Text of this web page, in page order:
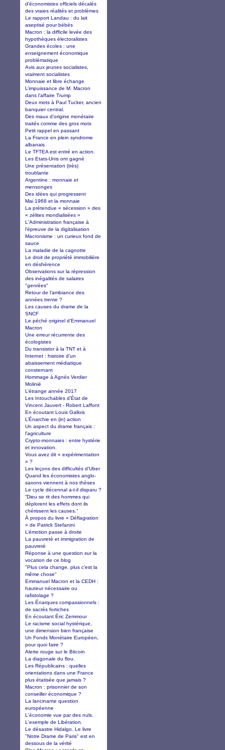
d'économistes officiels décalés
des vraies réalités et problèmes
Le rapport Landau : du lait
aseptisé pour bébés
Macron : la difficile levée des
hypothèques électoralistes
Grandes écoles : une
enseignement économique
problématique
Avis aux jeunes socialistes,
vraiment socialistes
Monnaie et libre échange
L’impuissance de M. Macron
dans l’affaire Trump
Deux mots à Paul Tucker, ancien
banquier central.
Des maux d’origine monétaire
traités comme des gros mots
Petit rappel en passant
La France en plein syndrome
albanais
Le TFTEA est entré en action.
Les Etats-Unis ont gagné
Une présentation (très)
troublante
Argentine : monnaie et
mensonges
Des idées qui progressent
Mai 1968 et la monnaie
La prétendue « sécession » des
« zélites mondialisées »
L'Administration française à
l'épreuve de la digitalisation
Macronisme : un curieux fond de
sauce
La maladie de la cagnotte
Le droit de propriété immobilière
en déshérence
Observations sur la répression
des inégalités de salaires
"genrées"
Retour de l’ambiance des
années trente ?
Les causes du drame de la
SNCF
Le péché originel d’Emmanuel
Macron
Une erreur récurrente des
écologistes
Du transistor à la TNT et à
Internet : histoire d’un
abaissement médiatique
consternant
Hommage à Agnès Verdier
Molinié
L’étrange année 2017
Les Intouchables d’État de
Vincent Jauvert - Robert Laffont
En écoutant Louis Gallois
L’Énarchie en (in) action
Un aspect du drame français :
l'agriculture
Crypto-monnaies : entre hystérie
et innovation.
Vous avez dit « expérimentation
» ?
Les leçons des difficultés d’Uber
Quand les économistes anglo-
saxons viennent à nos thèses
Le cycle décennal a-t-il disparu ?
“Dieu se rit des hommes qui
déplorent les effets dont ils
chérissent les causes.”
À propos du livre « Déflagration
» de Patrick Stefanini
L’émotion passe à droite
La pauvreté et immigration de
pauvreté
Réponse à une question sur la
vocation de ce blog
"Plus cela change, plus c'est la
même chose"
Emmanuel Macron et la CEDH :
hauteur nécessaire ou
rafistolage ?
Les Énarques compassionnels :
de sacrés fortiches
En écoutant Éric Zemmour
Le racisme social hystérique,
une dimension bien française
Un Fonds Monétaire Européen,
pour quoi faire ?
Alerte rouge sur le Bitcoin
La diagonale du flou.
Les Républicains : quelles
orientations dans une France
plus étatisée que jamais ?
Macron : prisonnier de son
conseiller économique ?
La lancinante question
européenne
L'économie vue par des nuls.
L'exemple de Libération.
Le désastre Hidalgo. Le livre
"Notre Drame de Paris" est en
dessous de la vérité